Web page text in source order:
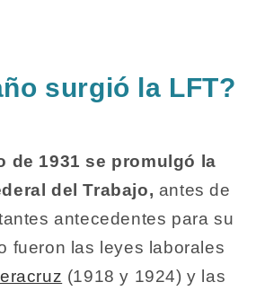
surgió la LFT?
de 1931 se promulgó la
del Trabajo, antes de
antecedentes para su
fueron las leyes laborales
(1918 y 1924) y las